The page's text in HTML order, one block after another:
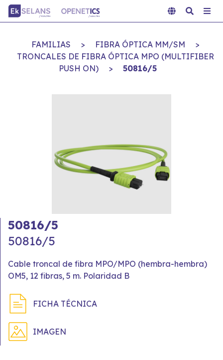
FAMILIAS > FIBRA ÓPTICA MM/SM
>
TRONCALES DE FIBRA ÓPTICA MPO (MULTIFIBER
PUSH ON)
> 50816/5
50816/5
50816/5
Cable troncal de fibra MPO/MPO (hembra-hembra)
OM5, 12 fibras, 5 m. Polaridad B
FICHA TÉCNICA
IMAGEN